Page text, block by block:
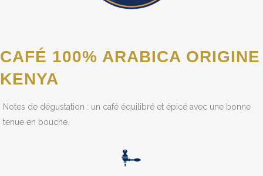
CAFÉ 100% ARABICA ORIGINE
KENYA
Notes de dégustation : un café équilibré et épicé avec une bonne
tenue en bouche.